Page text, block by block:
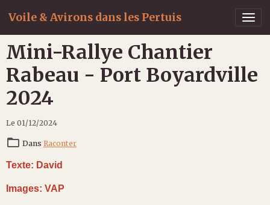
Voile & Avirons dans les Pertuis
Mini-Rallye Chantier
Rabeau - Port Boyardville
2024
Le 01/12/2024
Dans Raconter
Texte: David
Images: VAP